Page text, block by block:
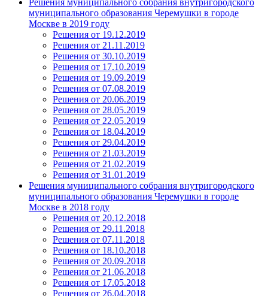
Решения муниципального собрания внутригородского
муниципального образования Черемушки в городе
Москве в 2019 году
Решения от 19.12.2019
Решения от 21.11.2019
Решения от 30.10.2019
Решения от 17.10.2019
Решения от 19.09.2019
Решения от 07.08.2019
Решения от 20.06.2019
Решения от 28.05.2019
Решения от 22.05.2019
Решения от 18.04.2019
Решения от 29.04.2019
Решения от 21.03.2019
Решения от 21.02.2019
Решения от 31.01.2019
Решения муниципального собрания внутригородского
муниципального образования Черемушки в городе
Москве в 2018 году
Решения от 20.12.2018
Решения от 29.11.2018
Решения от 07.11.2018
Решения от 18.10.2018
Решения от 20.09.2018
Решения от 21.06.2018
Решения от 17.05.2018
Решения от 26.04.2018